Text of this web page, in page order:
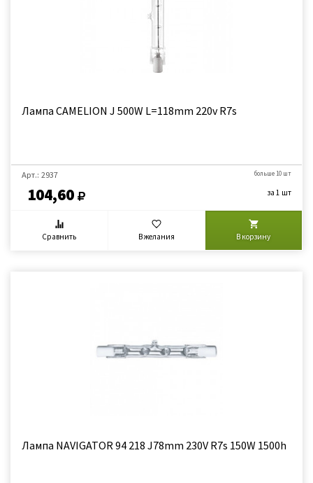
Лампа CAMELION J 500W L=118mm 220v R7s
Арт.: 2937
104,60
больше 10 шт
за 1 шт
Сравнить В желания В корзину
Лампа NAVIGATOR 94 218 J78mm 230V R7s 150W 1500h